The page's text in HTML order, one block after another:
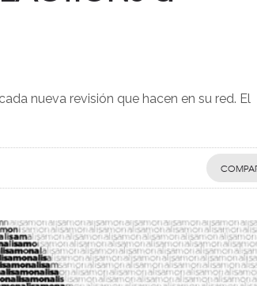
nueva revisión que hacen en su red. El